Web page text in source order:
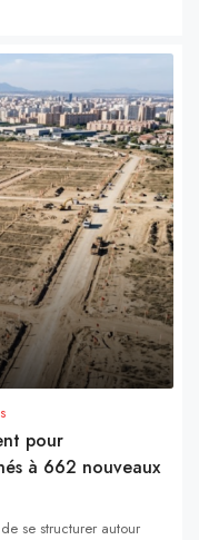
pour
à 662 nouveaux
se structurer autour